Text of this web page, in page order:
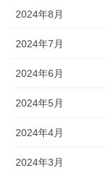
2024年8月
2024年7月
2024年6月
2024年5月
2024年4月
2024年3月